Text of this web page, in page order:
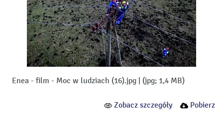
Enea - film - Moc w ludziach (16).jpg (jpg; 1,4 MB)
Zobacz szczegóły Pobierz